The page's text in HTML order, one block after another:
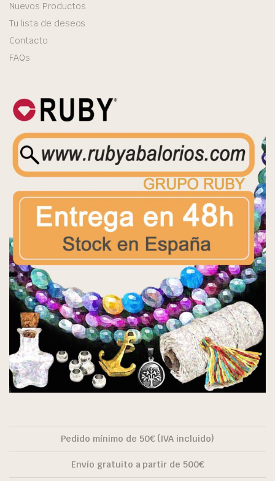
Nuevos Productos
Tu lista de deseos
Contacto
FAQs
Pedido mínimo de 50€ (IVA incluido)
Envío gratuito a partir de 500€